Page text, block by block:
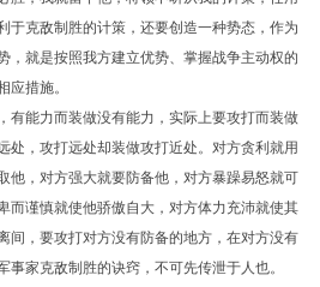
于克敌制胜的计策，还要创造一种势态，作为
，就是按照我方建立优势、掌握战争主动权的
应措施。
有能力而装做没有能力，实际上要攻打而装做
处，攻打远处却装做攻打近处。对方贪利就用
他，对方强大就要防备他，对方暴躁易怒就可
而谨慎就使他骄傲自大，对方体力充沛就使其
间，要攻打对方没有防备的地方，在对方没有
家克敌制胜的诀窍，不可先传泄于人也。